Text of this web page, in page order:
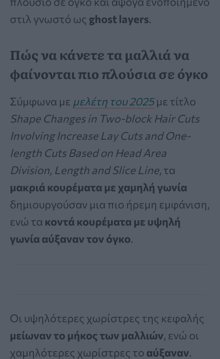
στιλ γνωστό ως ghost layers.
Πώς να κάνετε τα μαλλιά να
φαίνονται πιο πλούσια σε όγκο
Σύμφωνα με μελέτη του 2025με τίτλο
Shape Changes in Two-block Hair Cuts
Involving Increase Lay Cuts and One-
length Cuts Based on Head Area
Division, Length and Slice Line, τα
μακριά κουρέματα με χαμηλή γωνία
δημιουργούσαν μια πιο ήρεμη εμφάνιση,
ενώ τα κοντά κουρέματα με υψηλή
γωνία αύξαναν τον όγκο.
Οι υψηλότερες χωρίστρες της κεφαλής
μείωναν το μήκος των μαλλιών, ενώ οι
χαμηλότερες χωρίστρες το αύξαναν.